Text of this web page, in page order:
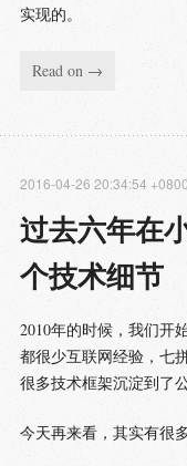
实现的。
Read on →
过去六年在
个技术细节
2016-04-26 20:34:54 +0800
2010年的时候，我们开
都很少互联网经验，七
很多技术框架沉淀到了
今天再来看，其实有很